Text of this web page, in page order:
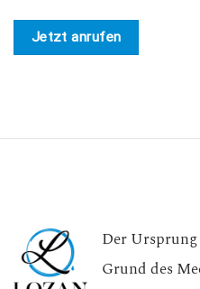
Jetzt anrufen
Der
Grund des